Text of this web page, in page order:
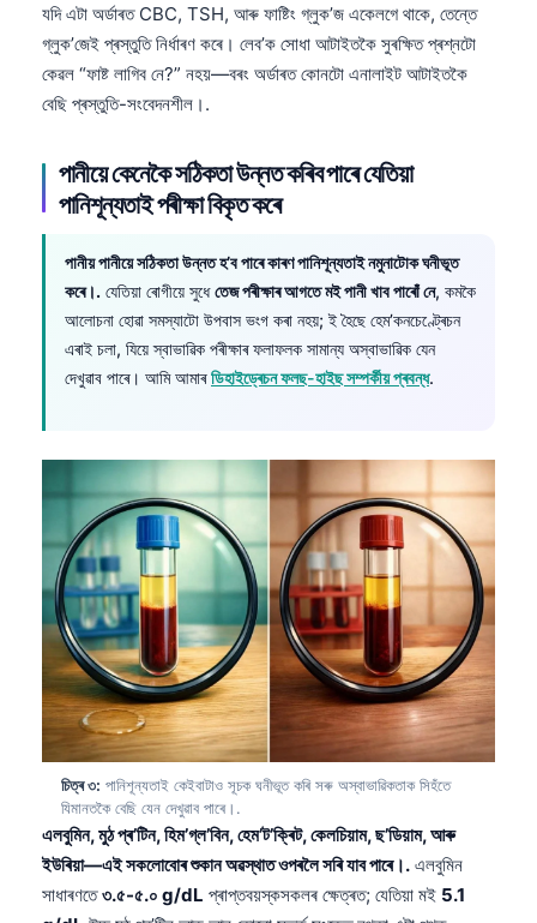
যদি এটা অর্ডাৰত CBC, TSH, আৰু ফাষ্টিং গ্লুক’জ একেলগে থাকে, তেন্তে
গ্লুক’জেই প্ৰস্তুতি নিৰ্ধাৰণ কৰে। লেব’ক সোধা আটাইতকৈ সুৰক্ষিত প্ৰশ্নটো
কেৱল “ফাষ্ট লাগিব নে?” নহয়—বৰং অর্ডাৰত কোনটো এনালাইট আটাইতকৈ
বেছি প্ৰস্তুতি-সংবেদনশীল।.
পানীয়ে কেনেকৈ সঠিকতা উন্নত কৰিব পাৰে যেতিয়া
পানিশূন্যতাই পৰীক্ষা বিকৃত কৰে
পানীয় পানীয়ে সঠিকতা উন্নত হ’ব পাৰে কাৰণ পানিশূন্যতাই নমুনাটোক ঘনীভূত
কৰে।. যেতিয়া ৰোগীয়ে সুধেতেজ পৰীক্ষাৰ আগতে মই পানী খাব পাৰোঁ নে, কমকৈ
আলোচনা হোৱা সমস্যাটো উপবাস ভংগ কৰা নহয়; ই হৈছে হেম’কনচেণ্ট্ৰেচন
এৰাই চলা, যিয়ে স্বাভাৱিক পৰীক্ষাৰ ফলাফলক সামান্য অস্বাভাৱিক যেন
দেখুৱাব পাৰে। আমি আমাৰডিহাইড্ৰেচন ফলছ-হাইছ সম্পৰ্কীয় প্ৰবন্ধ.
চিত্ৰ ৩: পানিশূন্যতাই কেইবাটাও সূচক ঘনীভূত কৰি সৰু অস্বাভাৱিকতাক সিহঁতে
যিমানতকৈ বেছি যেন দেখুৱাব পাৰে।.
এলবুমিন, মুঠ প্ৰ’টিন, হিম’গ্ল’বিন, হেম’ট’ক্ৰিট, কেলচিয়াম, ছ’ডিয়াম, আৰু
ইউৰিয়া—এই সকলোবোৰ শুকান অৱস্থাত ওপৰলৈ সৰি যাব পাৰে।. এলবুমিন
সাধাৰণতে৩.৫-৫.০ g/dL প্ৰাপ্তবয়স্কসকলৰ ক্ষেত্ৰত; যেতিয়া মই 5.1